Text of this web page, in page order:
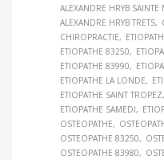
ALEXANDRE HRYB SAINTE
ALEXANDRE HRYB TRETS
CHIROPRACTIE
ETIOPATHE 83250
ETIOPATHE 83990
ETIOPATHE LA LONDE
ETIOPATHE SAINT TROPEZ
ETIOPATHE SAMEDI
OSTEOPATHE
OSTEOPATHE 83250
OSTEOPATHE 83980